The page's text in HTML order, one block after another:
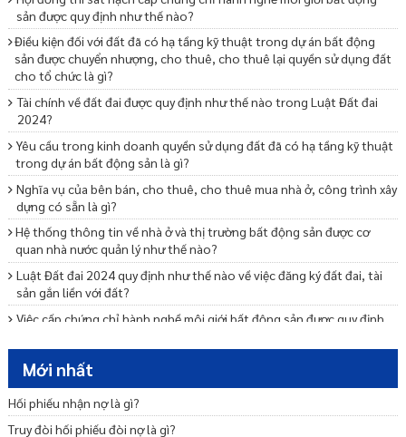
sản được quy định như thế nào?
Điều kiện đối với đất đã có hạ tầng kỹ thuật trong dự án bất động
sản được chuyển nhượng, cho thuê, cho thuê lại quyền sử dụng đất
cho tổ chức là gì?
Tài chính về đất đai được quy định như thế nào trong Luật Đất đai
2024?
Yêu cầu trong kinh doanh quyền sử dụng đất đã có hạ tầng kỹ thuật
trong dự án bất động sản là gì?
Nghĩa vụ của bên bán, cho thuê, cho thuê mua nhà ở, công trình xây
dựng có sẵn là gì?
Hệ thống thông tin về nhà ở và thị trường bất động sản được cơ
quan nhà nước quản lý như thế nào?
Luật Đất đai 2024 quy định như thế nào về việc đăng ký đất đai, tài
sản gắn liền với đất?
Việc cấp chứng chỉ hành nghề môi giới bất động sản được quy định
Các quy định về phương thức tổ chức kỳ thi sát hạch và cấp chứng
chỉ hành nghề môi giới BĐS là gì?
Luật Nhà ở 2023 quy định như thế nào về mua bán nhà ở?
Luật Nhà ở 2023 quy định như thế nào về thuê nhà ở?
Mới nhất
Hối phiếu nhận nợ là gì?
Truy đòi hối phiếu đòi nợ là gì?